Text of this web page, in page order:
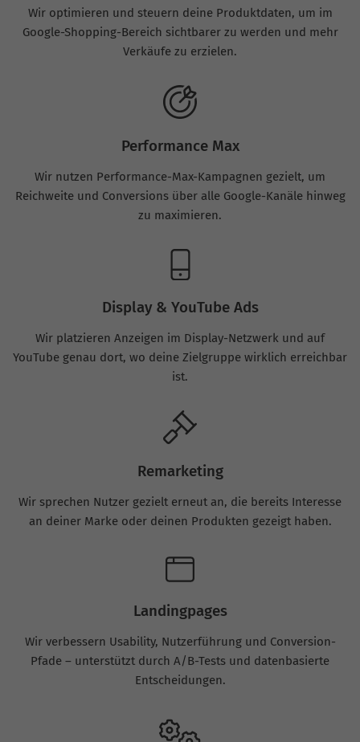
Wir optimieren und steuern deine Produktdaten, um im
Google-Shopping-Bereich sichtbarer zu werden und mehr
Verkäufe zu erzielen.
Performance Max
Wir nutzen Performance-Max-Kampagnen gezielt, um
Reichweite und Conversions über alle Google-Kanäle hinweg
zu maximieren.
Display & YouTube Ads
Wir platzieren Anzeigen im Display-Netzwerk und auf
YouTube genau dort, wo deine Zielgruppe wirklich erreichbar
ist.
Remarketing
Wir sprechen Nutzer gezielt erneut an, die bereits Interesse
an deiner Marke oder deinen Produkten gezeigt haben.
Landingpages
Wir verbessern Usability, Nutzerführung und Conversion-
Pfade – unterstützt durch A/B-Tests und datenbasierte
Entscheidungen.